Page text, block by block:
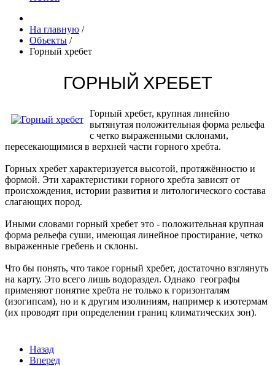
На главную /
Объекты /
Горный хребет
ГОРНЫЙ ХРЕБЕТ
Горный хребет, крупная линейно
вытянутая положительная форма рельефа
с четко выраженными склонами,
пересекающимися в верхней части горного хребта.
Горных хребет характеризуется высотой, протяжённостю и
формой. Эти характеристики горного хребта зависят от
происхождения, истории развития и литологического состава
слагающих пород.
Иными словами горный хребет это - положительная крупная
форма рельефа суши, имеющая линейное простирание, четко
выраженные гребень и склоны.
Что бы понять, что такое горный хребет, достаточно взглянуть
на карту. Это всего лишь водораздел. Однако географы
применяют понятие хребта не только к горизонталям
(изогипсам), но и к другим изолиниям, например к изотермам
(их проводят при определении границ климатических зон).
Назад
Вперед